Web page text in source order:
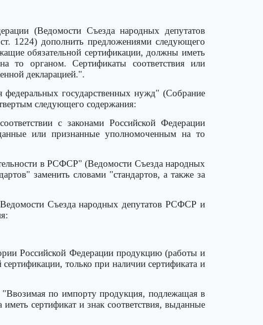
(Ведомости Съезда народных депутатов
1224) дополнить предложениями следующего
обязательной сертификации, должны иметь
то органом. Сертификаты соответствия или
декларацией.".
государственных нужд" (Собрание
следующего содержания:
с законами Российской Федерации
или признанные уполномоченным на то
в РСФСР" (Ведомости Съезда народных
заменить словами "стандартов, а также за
Съезда народных депутатов РСФСР и
Российской Федерации продукцию (работы и
только при наличии сертификата и
по импорту продукция, подлежащая в
сертификат и знак соответствия, выданные